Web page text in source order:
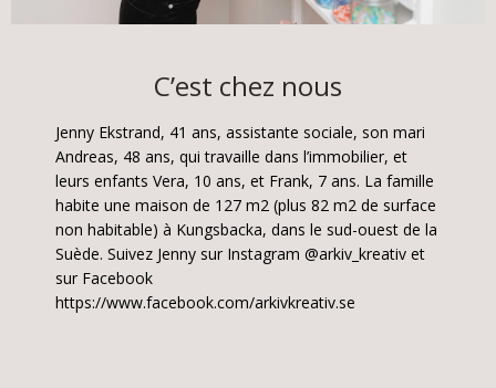
C’est chez nous
Jenny Ekstrand, 41 ans, assistante sociale, son mari
Andreas, 48 ans, qui travaille dans l’immobilier, et
leurs enfants Vera, 10 ans, et Frank, 7 ans. La famille
habite une maison de 127 m2 (plus 82 m2 de surface
non habitable) à Kungsbacka, dans le sud-ouest de la
Suède. Suivez Jenny sur Instagram @arkiv_kreativ et
sur Facebook
https://www.facebook.com/arkivkreativ.se